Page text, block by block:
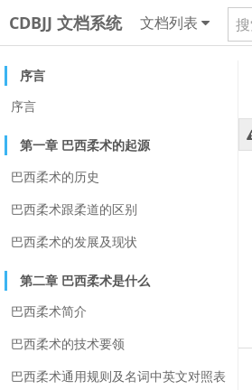
CDBJJ 文档系统 文档列表
序言
序言
第一章 巴西柔术的起源
巴西柔术的历史
巴西柔术跟柔道的区别
巴西柔术的发展及现状
第二章 巴西柔术是什么
巴西柔术简介
巴西柔术的技术要领
巴西柔术通用规则及名词中英文对照表